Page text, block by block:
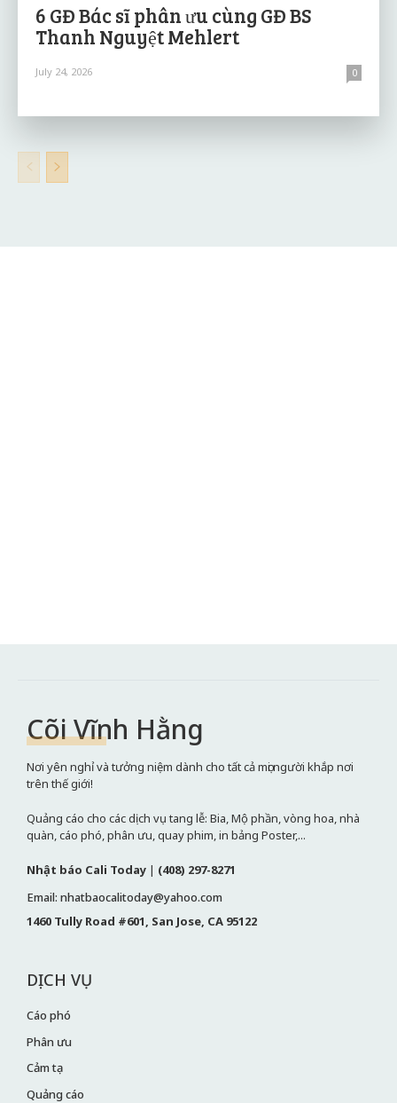
6 GĐ Bác sĩ phân ưu cùng GĐ BS
Thanh Nguyệt Mehlert
July 24, 2026 0
Cõi Vĩnh Hằng
Nơi yên nghỉ và tưởng niệm dành cho tất cả mọi người khắp nơi
trên thế giới!
Quảng cáo cho các dịch vụ tang lễ: Bia, Mộ phần, vòng hoa, nhà
quàn, cáo phó, phân ưu, quay phim, in bảng Poster,...
Nhật báo Cali Today | (408) 297-8271
Email: nhatbaocalitoday@yahoo.com
1460 Tully Road #601, San Jose, CA 95122
DỊCH VỤ
Cáo phó
Phân ưu
Cảm tạ
Quảng cáo